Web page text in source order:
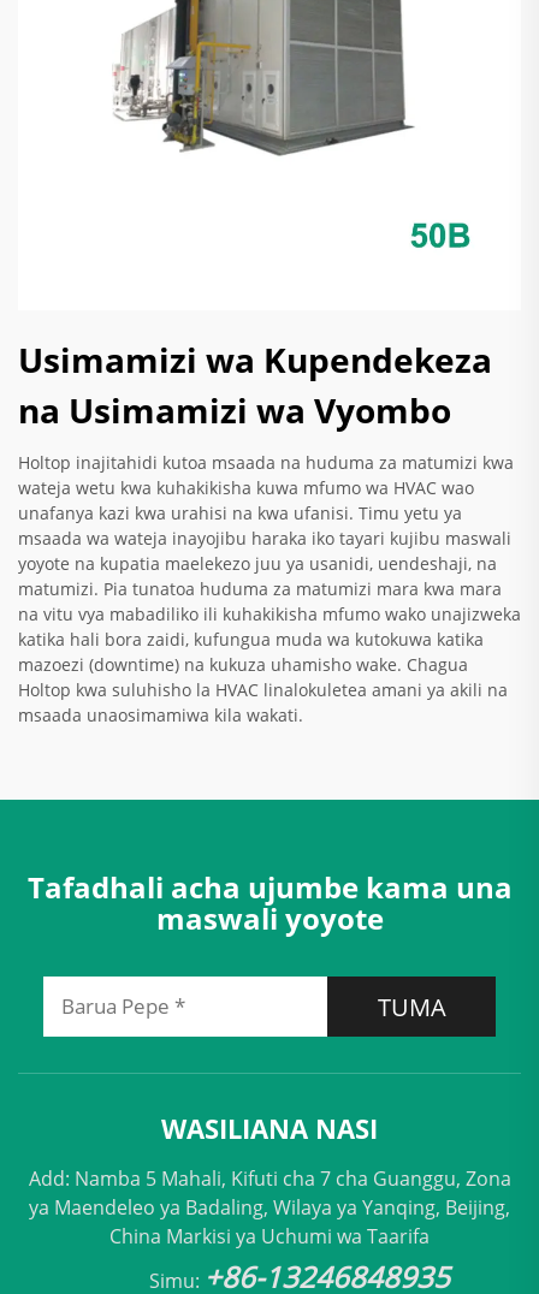
Usimamizi wa Kupendekeza
na Usimamizi wa Vyombo
Holtop inajitahidi kutoa msaada na huduma za matumizi kwa
wateja wetu kwa kuhakikisha kuwa mfumo wa HVAC wao
unafanya kazi kwa urahisi na kwa ufanisi. Timu yetu ya
msaada wa wateja inayojibu haraka iko tayari kujibu maswali
yoyote na kupatia maelekezo juu ya usanidi, uendeshaji, na
matumizi. Pia tunatoa huduma za matumizi mara kwa mara
na vitu vya mabadiliko ili kuhakikisha mfumo wako unajizweka
katika hali bora zaidi, kufungua muda wa kutokuwa katika
mazoezi (downtime) na kukuza uhamisho wake. Chagua
Holtop kwa suluhisho la HVAC linalokuletea amani ya akili na
msaada unaosimamiwa kila wakati.
Tafadhali acha ujumbe kama una
maswali yoyote
TUMA
WASILIANA NASI
Add: Namba 5 Mahali, Kifuti cha 7 cha Guanggu, Zona
ya Maendeleo ya Badaling, Wilaya ya Yanqing, Beijing,
China Markisi ya Uchumi wa Taarifa
Simu: +86-13246848935